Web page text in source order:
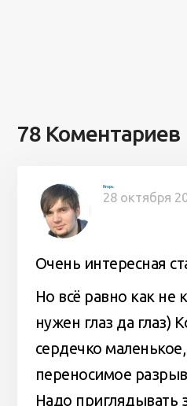
78 Коментариев
Игорь
28 октября
Очень интересная
Но всё равно как не
нужен глаз да глаз)
сердечко
переносимое
Надо приглядывать